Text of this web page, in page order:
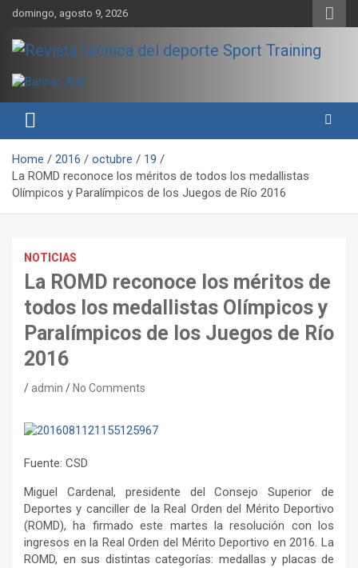
Skip
content
domingo, agosto 9, 2026
Revista técnica del deporte
Sport Training
rendimiento, nutrición y entrenamiento.
Home 2016 octubre
19
La ROMD reconoce los méritos de todos los medallistas
Olímpicos y Paralímpicos de los Juegos de Río 2016
NOTICIAS
La ROMD reconoce los méritos de
todos los medallistas Olímpicos y
Paralímpicos de los Juegos de Río
2016
admin No Comments
Fuente: CSD
Miguel Cardenal, presidente del Consejo Superior de
Deportes y canciller de la Real Orden del Mérito Deportivo
(ROMD), ha firmado este martes la resolución con los
ingresos en la Real Orden del Mérito Deportivo en 2016. La
ROMD, en sus distintas categorías: medallas y placas de